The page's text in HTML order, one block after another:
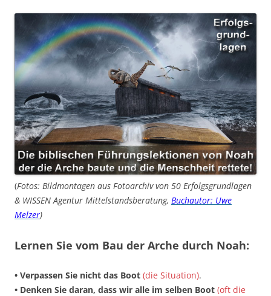
(Fotos: Bildmontagen aus Fotoarchiv von 50 Erfolgsgrundlagen
& WISSEN Agentur Mittelstandsberatung, Buchautor: Uwe
Melzer)
Lernen Sie vom Bau der Arche durch Noah:
• Verpassen Sie nicht das Boot (die Situation).
• Denken Sie daran, dass wir alle im selben Boot (oft die